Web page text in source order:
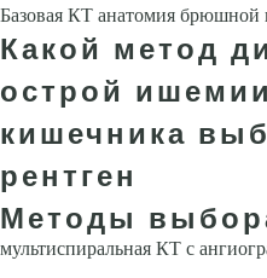
Базовая КТ анатомия брюшной
Какой метод
острой
кишечника
рентген
Методы
мультиспиральная КТ с